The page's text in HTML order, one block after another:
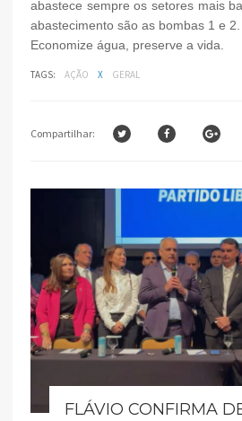
abastece sempre os setores mais
abastecimento são as bombas 1 e 2.
Economize água, preserve a vida.
TAGS: AÇÃO X GERAL
Compartilhar:
FLÁVIO CONFIRMA